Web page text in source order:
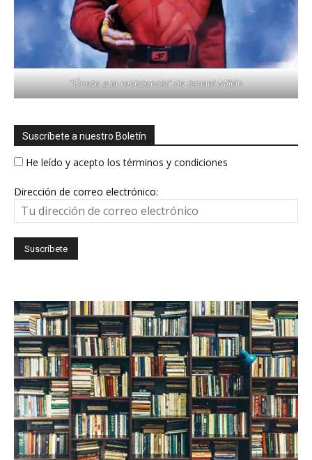
"Únete a la resistencia" de Ismael Millán
Suscríbete a nuestro Boletín
He leído y acepto los términos y condiciones
Dirección de correo electrónico: